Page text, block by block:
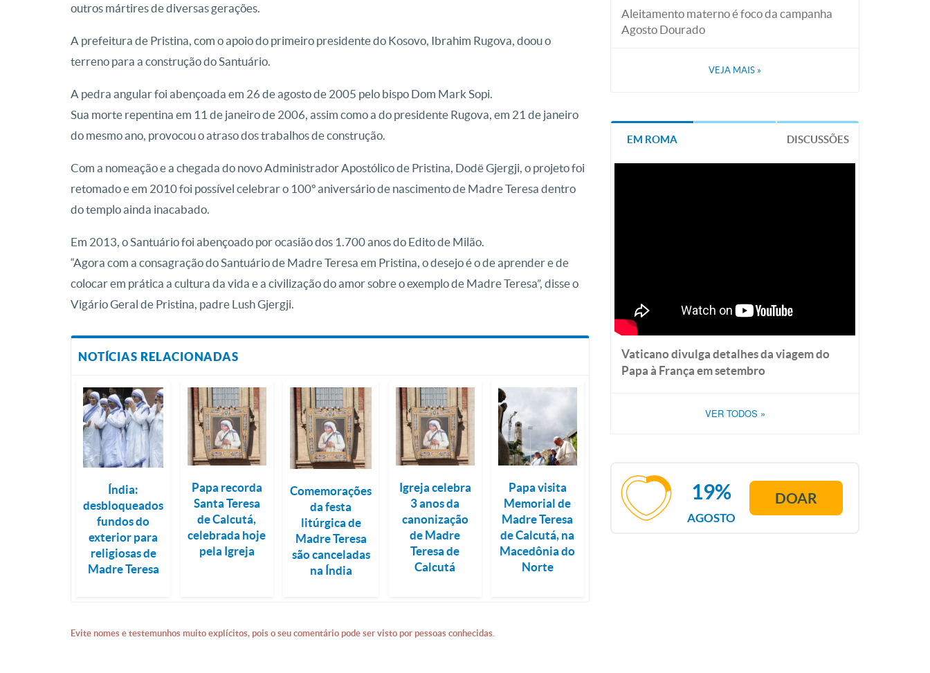
outros mártires de diversas gerações.
A prefeitura de Pristina, com o apoio do primeiro presidente do Kosovo, Ibrahim Rugova, doou o
terreno para a construção do Santuário.
A pedra angular foi abençoada em 26 de agosto de 2005 pelo bispo Dom Mark Sopi.
Sua morte repentina em 11 de janeiro de 2006, assim como a do presidente Rugova, em 21 de janeiro
do mesmo ano, provocou o atraso dos trabalhos de construção.
Com a nomeação e a chegada do novo Administrador Apostólico de Pristina, Dodë Gjergji, o projeto foi
retomado e em 2010 foi possível celebrar o 100º aniversário de nascimento de Madre Teresa dentro
do templo ainda inacabado.
Em 2013, o Santuário foi abençoado por ocasião dos 1.700 anos do Edito de Milão.
“Agora com a consagração do Santuário de Madre Teresa em Pristina, o desejo é o de aprender e de
colocar em prática a cultura da vida e a civilização do amor sobre o exemplo de Madre Teresa”, disse o
Vigário Geral de Pristina, padre Lush Gjergji.
NOTÍCIAS RELACIONADAS
Índia:
desbloqueados
fundos do
exterior para
religiosas de
Madre Teresa
Papa recorda
Santa Teresa
de Calcutá,
celebrada hoje
pela Igreja
Comemorações
da festa
litúrgica de
Madre Teresa
são canceladas
na Índia
Igreja celebra
3 anos da
canonização
de Madre
Teresa de
Calcutá
Papa visita
Memorial de
Madre Teresa
de Calcutá, na
Macedônia do
Norte
Evite nomes e testemunhos muito explícitos, pois o seu comentário pode ser visto por pessoas conhecidas.
Aleitamento materno é foco da campanha
Agosto Dourado
VEJA MAIS »
EM ROMA DISCUSSÕES
Vaticano divulga detalhes da viagem do
Papa à França em setembro
VER TODOS »
AGOSTO
19% DOAR